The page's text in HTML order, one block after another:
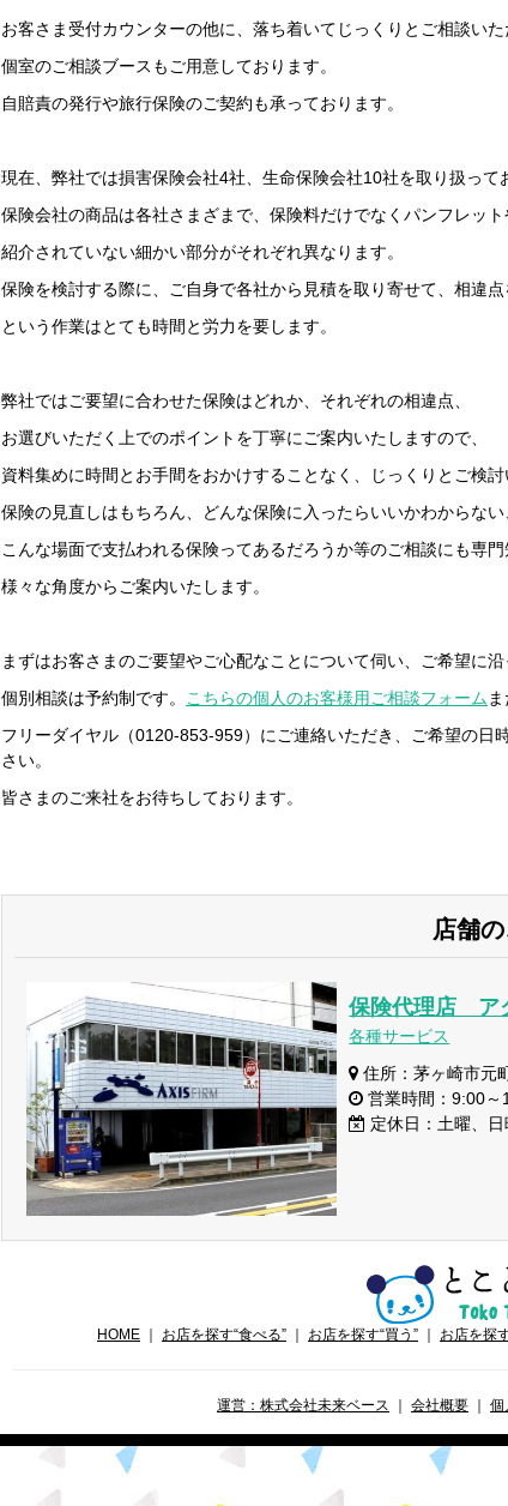
お客さま受付カウンターの他に、落ち着いてじっくりとご相談いた
個室のご相談ブースもご用意しております。
自賠責の発行や旅行保険のご契約も承っております。
現在、弊社では損害保険会社4社、生命保険会社10社を取り扱って
保険会社の商品は各社さまざまで、保険料だけでなくパンフレッ
紹介されていない細かい部分がそれぞれ異なります。
保険を検討する際に、ご自身で各社から見積を取り寄せて、相違
という作業はとても時間と労力を要します。
弊社ではご要望に合わせた保険はどれか、それぞれの相違点、
お選びいただく上でのポイントを丁寧にご案内いたしますので、
資料集めに時間とお手間をおかけすることなく、じっくりとご検討
保険の見直しはもちろん、どんな保険に入ったらいいかわからない
こんな場面で支払われる保険ってあるだろうか等のご相談にも専
様々な角度からご案内いたします。
まずはお客さまのご要望やご心配なことについて伺い、ご希望に沿
個別相談は予約制です。
こちらの個人のお客様用ご相談フォーム
フリーダイヤル（0120-853-959）にご連絡いただき、ご希望の日
さい。
皆さまのご来社をお待ちしております。
店舗
保険代理店 ア
各種サービス
住所：茅ヶ崎市元
営業時間：9:00～
定休日：土曜、日
HOME お店を探す“食べる” お店を探す“買う” お店を探
運営：株式会社未来ベース 会社概要 個